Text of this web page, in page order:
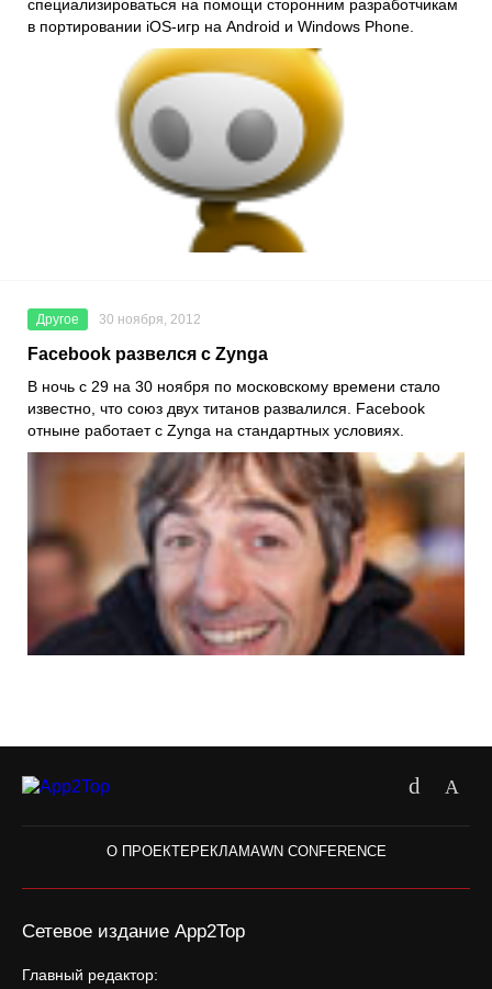
специализироваться на помощи сторонним разработчикам
в портировании iOS-игр на Android и Windows Phone.
Другое 30 ноября, 2012
Facebook развелся с Zynga
В ночь с 29 на 30 ноября по московскому времени стало
известно, что союз двух титанов развалился. Facebook
отныне работает с Zynga на стандартных условиях.
О ПРОЕКТЕРЕКЛАМАWN CONFERENCE
Сетевое издание App2Top
Главный редактор: